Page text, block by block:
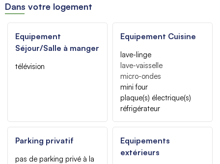
Dans votre logement
Equipement
Séjour/Salle à manger
télévision
Equipement Cuisine
lave-linge
lave-vaisselle
micro-ondes
mini four
plaque(s) électrique(s)
réfrigérateur
Parking privatif
pas de parking privé à la
Equipements
extérieurs